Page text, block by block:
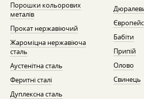
Порошки кольорових
металів
Прокат нержавіючий
Жароміцна нержавіюча
сталь
Аустенітна сталь
Феритні сталі
Дуплексна сталь
Бабіти
Припій
Олово
Свинець